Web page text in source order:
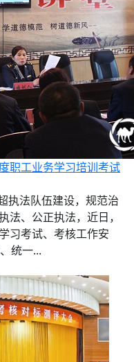
职工业务学习培训考试
法队伍建设，规范治
法、公正执法，近日，
习考试、考核工作安
统一...